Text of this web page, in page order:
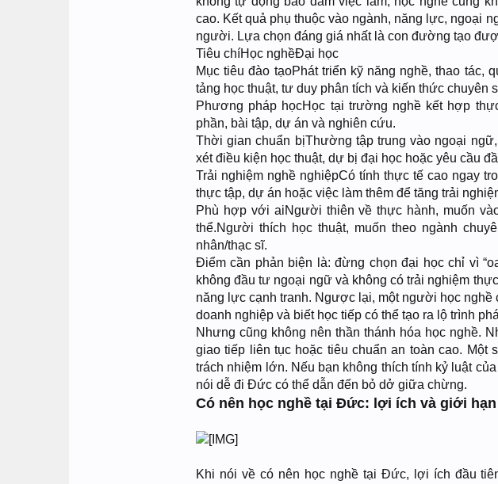
cao. Kết quả phụ thuộc vào ngành, năng lực, ngoại
người. Lựa chọn đáng giá nhất là con đường tạo
Tiêu chíHọc nghềĐại học
Mục tiêu đào tạoPhát triển kỹ năng nghề, thao tác,
tảng học thuật, tư duy phân tích và kiến thức chuyên
Phương pháp họcHọc tại trường nghề kết hợp
phần, bài tập, dự án và nghiên cứu.
Thời gian chuẩn bịThường tập trung vào ngoại
xét điều kiện học thuật, dự bị đại học hoặc yêu cầu
Trải nghiệm nghề nghiệpCó tính thực tế cao ngay
thực tập, dự án hoặc việc làm thêm để tăng trải
Phù hợp với aiNgười thiên về thực hành, muốn
thể.Người thích học thuật, muốn theo ngành
nhân/thạc sĩ.
Điểm cần phản biện là: đừng chọn đại học chỉ vì
không đầu tư ngoại ngữ và không có trải nghiệm
năng lực cạnh tranh. Ngược lại, một người học
doanh nghiệp và biết học tiếp có thể tạo ra lộ trình
Nhưng cũng không nên thần thánh hóa học nghề.
giao tiếp liên tục hoặc tiêu chuẩn an toàn cao. Một
trách nhiệm lớn. Nếu bạn không thích tính kỷ luật
nói dễ đi Đức có thể dẫn đến bỏ dở giữa chừng.
Có nên học nghề tại Đức: lợi ích và giới
Khi nói về có nên học nghề tại Đức, lợi ích đầu